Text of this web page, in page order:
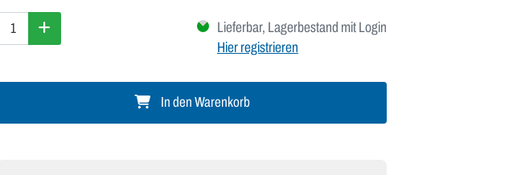
Lieferbar, Lagerbestand mit Login
Hier registrieren
In den Warenkorb